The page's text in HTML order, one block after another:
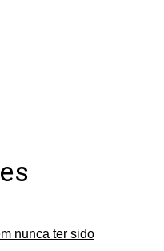
nunca ter sido